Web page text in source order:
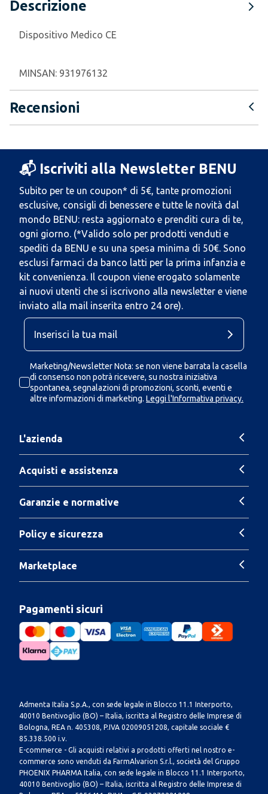
Descrizione
Dispositivo Medico CE
MINSAN: 931976132
Recensioni
📬 Iscriviti alla Newsletter BENU
Subito per te un coupon* di 5€, tante promozioni
esclusive, consigli di benessere e tutte le novità dal
mondo BENU: resta aggiornato e prenditi cura di te,
ogni giorno. (*Valido solo per prodotti venduti e
spediti da BENU e su una spesa minima di 50€. Sono
esclusi farmaci da banco latti per la prima infanzia e
kit convenienza. Il coupon viene erogato solamente
ai nuovi utenti che si iscrivono alla newsletter e viene
inviato alla mail inserita entro 24 ore).
Marketing/Newsletter Nota: se non viene barrata la casella
di consenso non potrà ricevere, su nostra iniziativa
spontanea, segnalazioni di promozioni, sconti, eventi e
altre informazioni di marketing. Leggi l'Informativa privacy.
L'azienda
Acquisti e assistenza
Garanzie e normative
Policy e sicurezza
Marketplace
Pagamenti sicuri
Admenta Italia S.p.A., con sede legale in Blocco 11.1 Interporto,
40010 Bentivoglio (BO) – Italia, iscritta al Registro delle Imprese di
Bologna, REA n. 405308, P.IVA 02009051208, capitale sociale €
85.338.500 i.v.
E-commerce - Gli acquisti relativi a prodotti offerti nel nostro e-
commerce sono venduti da FarmAlvarion S.r.l., società del Gruppo
PHOENIX PHARMA Italia, con sede legale in Blocco 11.1 Interporto,
40010 Bentivoglio (BO) – Italia, iscritta al Registro delle Imprese di